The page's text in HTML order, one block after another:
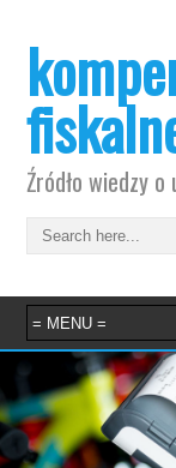
Źródło wiedzy